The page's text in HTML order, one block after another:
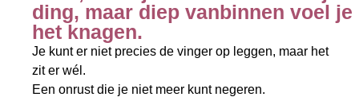
ding, maar diep vanbinnen voel je
het knagen.
Je kunt er niet precies de vinger op leggen, maar het
zit er wél.
Een onrust die je niet meer kunt negeren.